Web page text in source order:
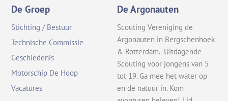
De Groep
Stichting / Bestuur
Technische Commissie
Geschiedenis
Motorschip De Hoop
Vacatures
De Argonauten
Scouting Vereniging de
Argonauten in Bergschenhoek
& Rotterdam. Uitdagende
Scouting voor jongens van 5
tot 19. Ga mee het water op
en de natuur in. Kom